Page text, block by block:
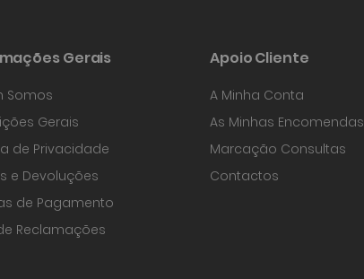
Gerais
Somos
Gerais
de Privacidade
e Devoluções
de Pagamento
Reclamações
Apoio Cliente
A Minha Conta
As Minhas Encomendas
Marcação Consultas
Contactos